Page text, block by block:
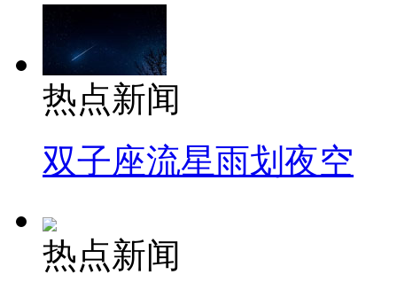
热点新闻
双子座流星雨划夜空
热点新闻